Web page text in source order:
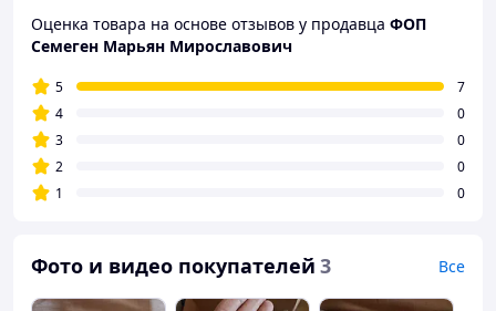
Оценка товара на основе отзывов у продавца ФОП
Семеген Марьян Мирославович
5
7
4
0
3
0
2
0
1
0
Фото и видео покупателей 3 Все